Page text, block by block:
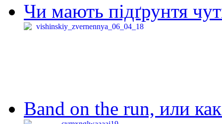
Чи мають підґрунтя
Band on the run, или